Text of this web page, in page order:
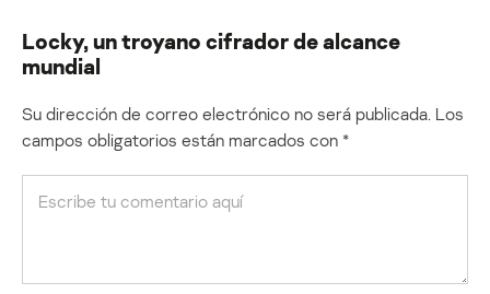
Locky, un troyano cifrador de alcance
mundial
Su dirección de correo electrónico no será publicada. Los
campos obligatorios están marcados con *